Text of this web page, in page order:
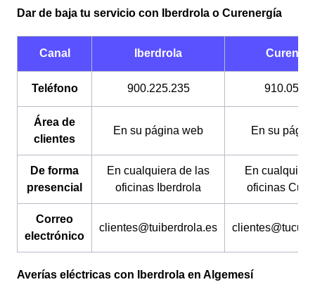
los canales a través de los cuáles tienes que realizarlo
son diferentes. La permanencia tampoco es un
problema (a menos que tengas facturas por pagar) y su
coste es gratuito.
Dar de baja tu servicio con Iberdrola o Curenergía
Canal Iberdrola
Teléfono 900.225.235
Área de
clientes
En su página web En su
De forma
presencial
En cualquiera de las
oficinas Iberdrola
En
oficinas
Correo
electrónico
clientes@tuiberdrola.es
Averías eléctricas con Iberdrola en Algemesí